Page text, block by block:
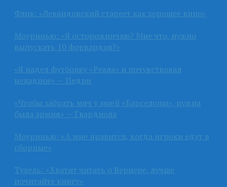
Флик: «Левандовский стареет как хорошее вино»
Моуринью: «Я осторожничаю? Мне что, нужно
выпускать 10 форвардов?»
«Я надел футболку «Реала» и почувствовал
неладное» — Педри
«Чтобы забрать мяч у моей «Барселоны», нужна
была армия» — Гвардиола
Моуринью: «А мне нравится, когда игроки едут в
сборные»
Тухель: «Хватит читать о Вернере, лучше
почитайте книгу»